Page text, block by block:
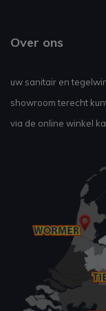
Over ons
uw sanitair en
showroom terecht
via de online winkel